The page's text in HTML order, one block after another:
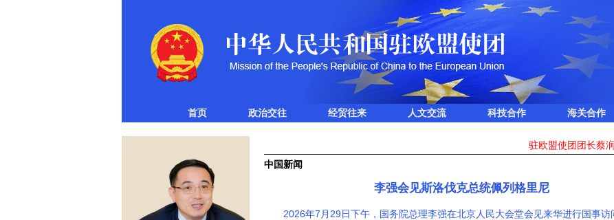
首页 政治交往 经贸往来 人文交流 科技合作 海关合作
驻欧盟使团团长蔡
中国新闻
李强会见斯洛伐克总统佩列格里尼
​2026年7月29日下午，国务院总理李强在北京人民大会堂会见来华进行国事访